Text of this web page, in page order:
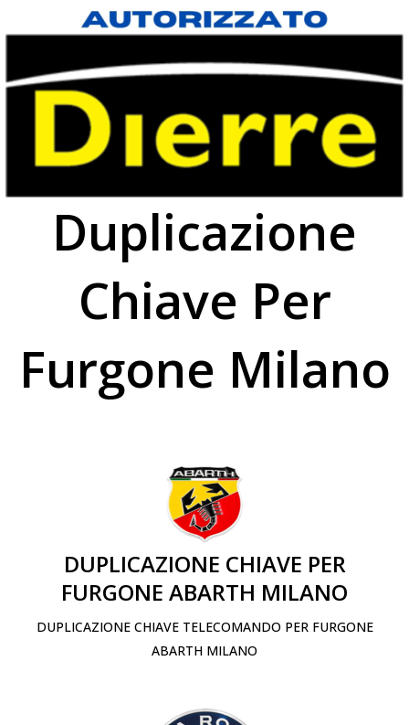
Duplicazione
Chiave Per
Furgone Milano
DUPLICAZIONE CHIAVE PER
FURGONE ABARTH MILANO
DUPLICAZIONE CHIAVE TELECOMANDO PER FURGONE
ABARTH MILANO